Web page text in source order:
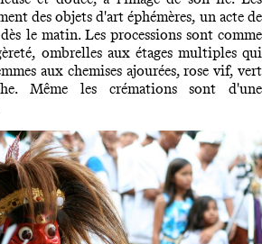
des objets d'art éphémères, un acte de
le matin. Les processions sont comme
ombrelles aux étages multiples qui
aux chemises ajourées, rose vif, vert
Même les crémations sont d'une